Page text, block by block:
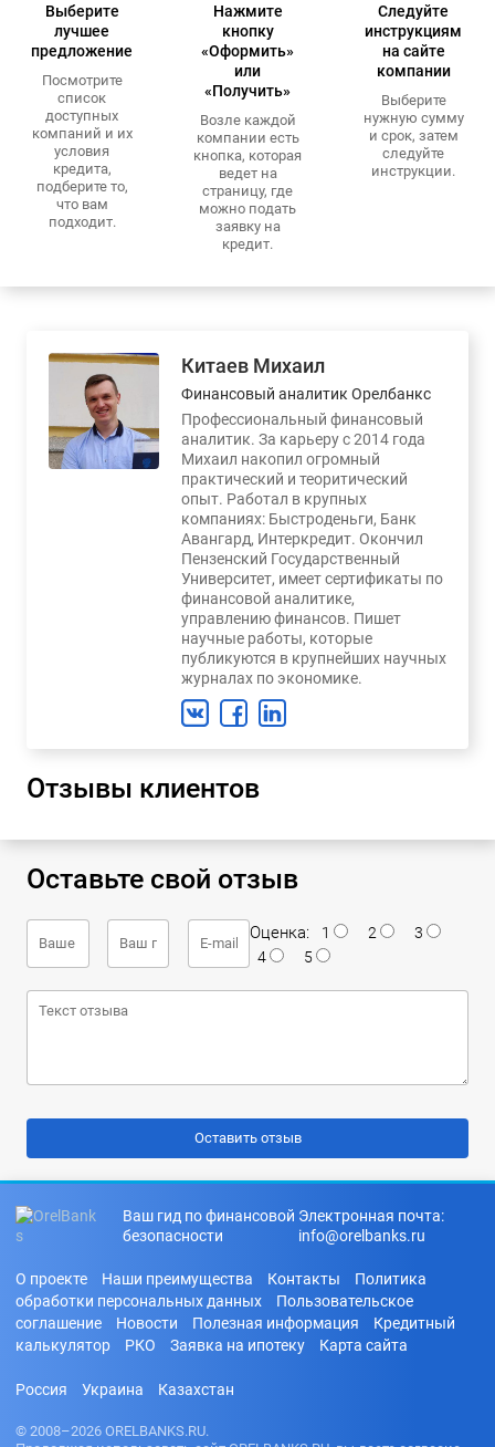
Выберите
лучшее
предложение
Посмотрите
список
доступных
компаний и их
условия
кредита,
подберите то,
что вам
подходит.
Нажмите
кнопку
«Оформить»
или
«Получить»
Возле каждой
компании есть
кнопка, которая
ведет на
страницу, где
можно подать
заявку на
кредит.
Следуйте
инструкциям
на сайте
компании
Выберите
нужную сумму
и срок, затем
следуйте
инструкции.
Китаев Михаил
Финансовый аналитик Орелбанкс
Профессиональный финансовый
аналитик. За карьеру с 2014 года
Михаил накопил огромный
практический и теоритический
опыт. Работал в крупных
компаниях: Быстроденьги, Банк
Авангард, Интеркредит. Окончил
Пензенский Государственный
Университет, имеет сертификаты по
финансовой аналитике,
управлению финансов. Пишет
научные работы, которые
публикуются в крупнейших научных
журналах по экономике.
Отзывы клиентов
Оставьте свой отзыв
Оценка: 1 2
3
4
5
Ваш гид по финансовой
безопасности
Электронная почта:
info@orelbanks.ru
О проекте Наши преимущества Контакты
Политика
обработки персональных данных
Пользовательское
соглашение
Новости Полезная информация
Кредитный
калькулятор
РКО Заявка на ипотеку Карта сайта
Россия Украина Казахстан
© 2008–2026 ORELBANKS.RU.